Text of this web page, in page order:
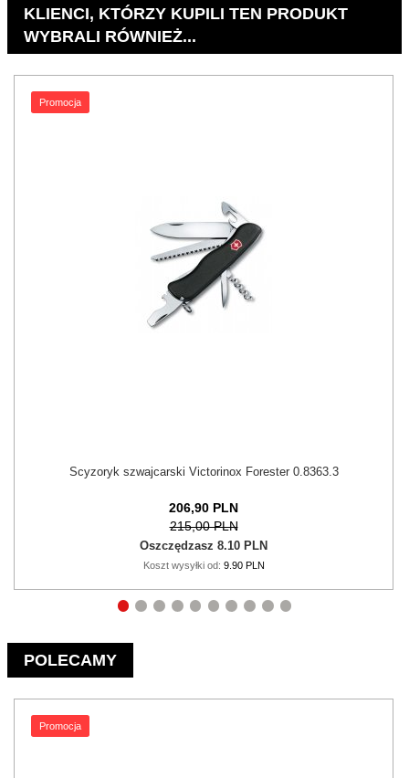
KLIENCI, KTÓRZY KUPILI TEN PRODUKT
WYBRALI RÓWNIEŻ...
Promocja
Scyzoryk szwajcarski Victorinox Forester 0.8363.3
206,90 PLN
215,00 PLN
Oszczędzasz 8.10 PLN
Koszt wysyłki od: 9.90 PLN
POLECAMY
Promocja